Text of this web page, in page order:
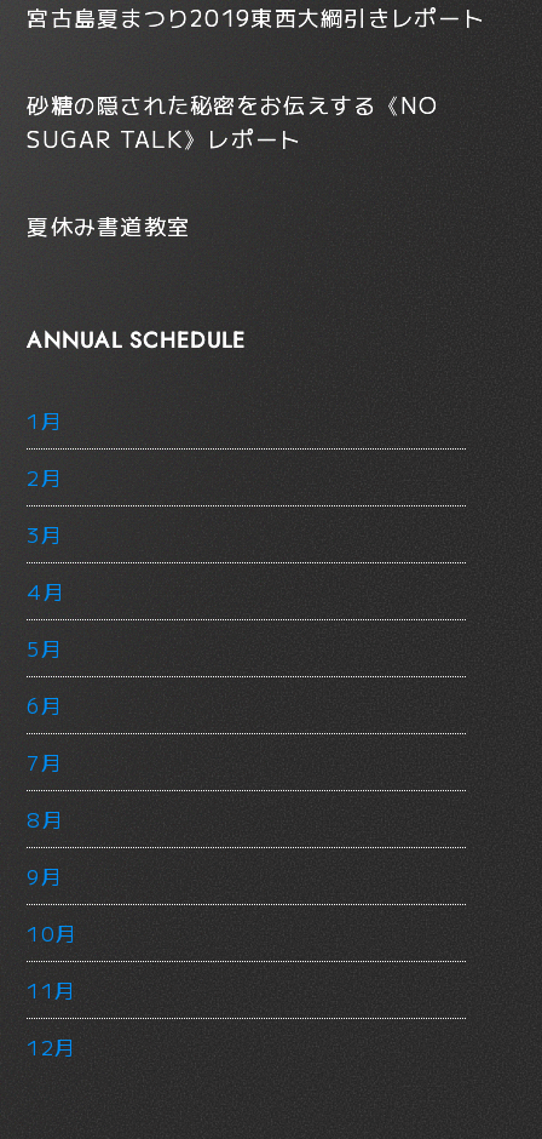
宮古島夏まつり2019東西大綱引きレポート
砂糖の隠された秘密をお伝えする《NO
SUGAR TALK》レポート
夏休み書道教室
ANNUAL SCHEDULE
1月
2月
3月
4月
5月
6月
7月
8月
9月
10月
11月
12月